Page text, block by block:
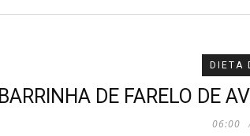
DIETA
BARRINHA DE FARELO DE
06:00